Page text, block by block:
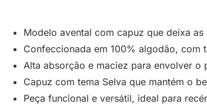
Modelo avental com capuz que deixa
Confeccionada em 100% algodão, com
Alta absorção e maciez para envolver o
Capuz com tema Selva que mantém o
Peça funcional e versátil, ideal para